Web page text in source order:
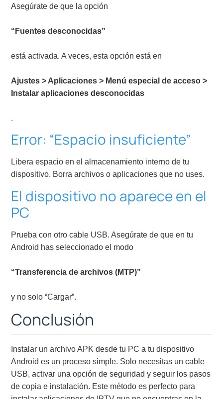
Asegúrate de que la opción
“Fuentes desconocidas”
está activada. A veces, esta opción está en
Ajustes > Aplicaciones > Menú especial de acceso >
Instalar aplicaciones desconocidas
.
Error: “Espacio insuficiente”
Libera espacio en el almacenamiento interno de tu
dispositivo. Borra archivos o aplicaciones que no uses.
El dispositivo no aparece en el
PC
Prueba con otro cable USB. Asegúrate de que en tu
Android has seleccionado el modo
“Transferencia de archivos (MTP)”
y no solo “Cargar”.
Conclusión
Instalar un archivo APK desde tu PC a tu dispositivo
Android es un proceso simple. Solo necesitas un cable
USB, activar una opción de seguridad y seguir los pasos
de copia e instalación. Este método es perfecto para